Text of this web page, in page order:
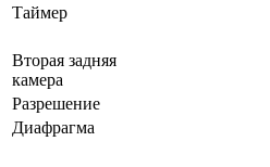
Таймер
Вторая задняя
камера
Разрешение
Диафрагма